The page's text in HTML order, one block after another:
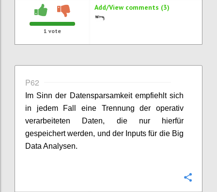
1 vote
Add/View comments (3)
P62
Im Sinn der Datensparsamkeit empfiehlt sich
in jedem Fall eine Trennung der operativ
verarbeiteten Daten, die nur hierfür
gespeichert werden, und der Inputs für die Big
Data Analysen.